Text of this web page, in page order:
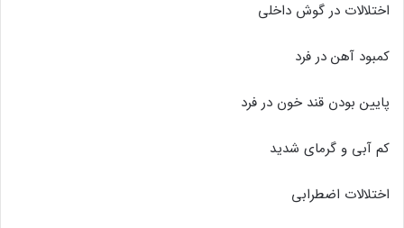
اختلالات در گوش داخلی
کمبود آهن در فرد
پایین بودن قند خون در فرد
کم آبی و گرمای شدید
اختلالات اضطرابی